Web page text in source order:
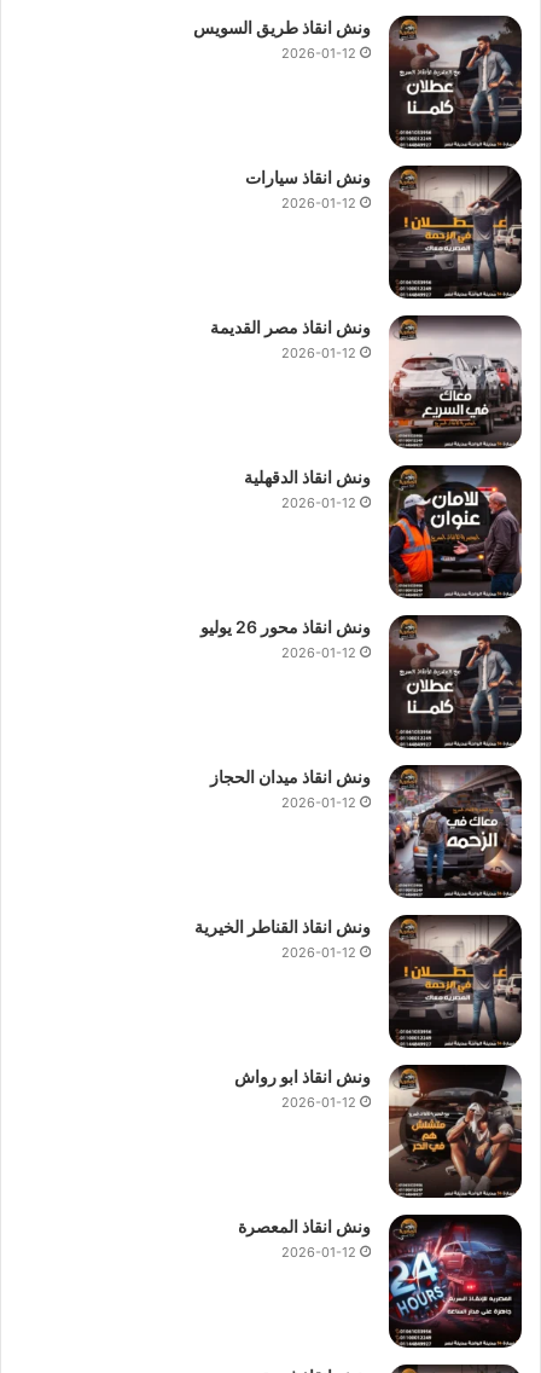
ونش انقاذ طريق السويس
2026-01-12
ونش انقاذ سيارات
2026-01-12
ونش انقاذ مصر القديمة
2026-01-12
ونش انقاذ الدقهلية
2026-01-12
ونش انقاذ محور 26 يوليو
2026-01-12
ونش انقاذ ميدان الحجاز
2026-01-12
ونش انقاذ القناطر الخيرية
2026-01-12
ونش انقاذ ابو رواش
2026-01-12
ونش انقاذ المعصرة
2026-01-12